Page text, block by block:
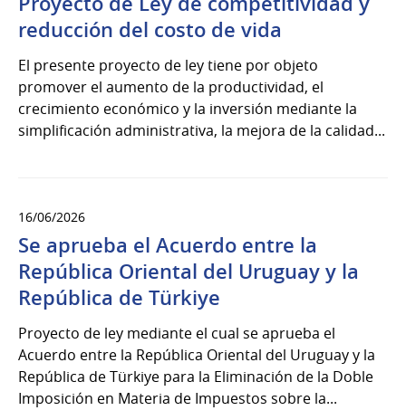
reducción del costo de vida
El presente proyecto de ley tiene por objeto
promover el aumento de la productividad, el
crecimiento económico y la inversión mediante la
simplificación administrativa, la mejora de la calidad...
16/06/2026
Se aprueba el Acuerdo entre la
República Oriental del Uruguay y la
República de Türkiye
Proyecto de ley mediante el cual se aprueba el
Acuerdo entre la República Oriental del Uruguay y la
República de Türkiye para la Eliminación de la Doble
Imposición en Materia de Impuestos sobre la...